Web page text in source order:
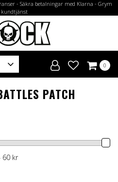
- Säkra betalningar med Klarna - Grym
kundtjänst
0
PATCH
60 kr